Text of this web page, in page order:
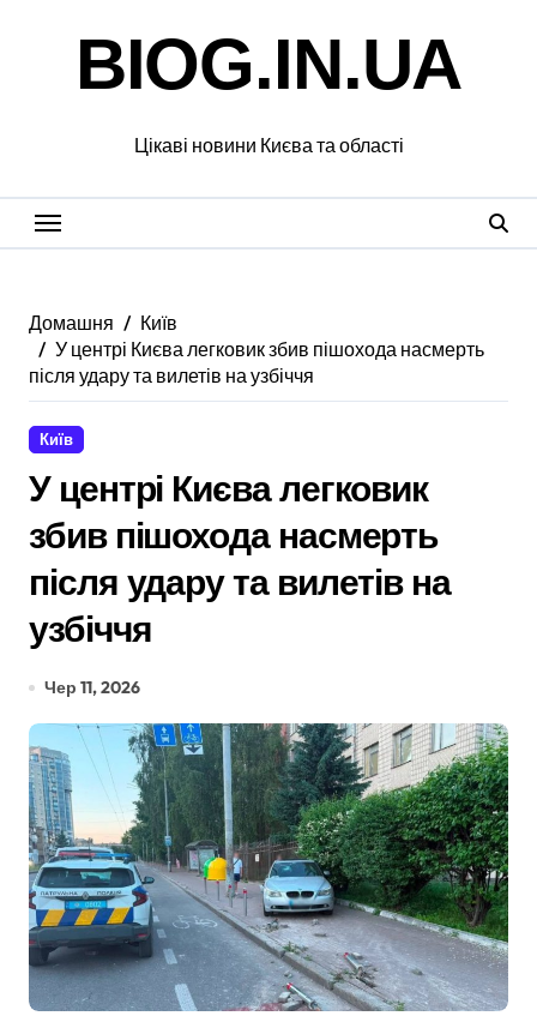
BIOG.IN.UA
Цікаві новини Києва та області
Домашня
Київ
У центрі Києва легковик збив пішохода насмерть
після удару та вилетів на узбіччя
Київ
У центрі Києва легковик
збив пішохода насмерть
після удару та вилетів на
узбіччя
Чер 11, 2026